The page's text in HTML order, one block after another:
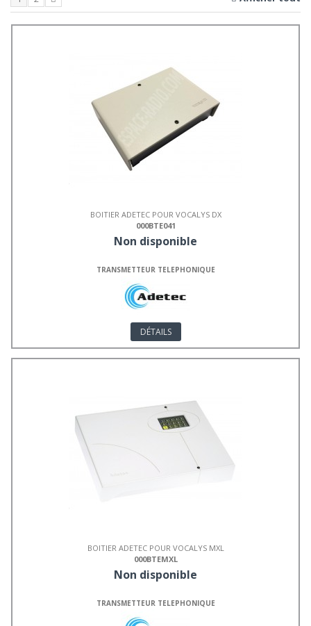
BOITIER ADETEC POUR VOCALYS DX
000BTE041
Non disponible
TRANSMETTEUR TELEPHONIQUE
DÉTAILS
BOITIER ADETEC POUR VOCALYS MXL
000BTEMXL
Non disponible
TRANSMETTEUR TELEPHONIQUE